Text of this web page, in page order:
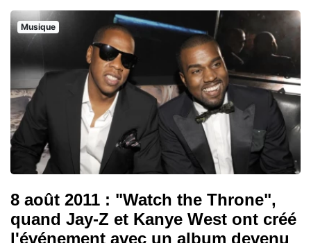
Musique
8 août 2011 : "Watch the Throne",
quand Jay-Z et Kanye West ont créé
l'événement avec un album devenu